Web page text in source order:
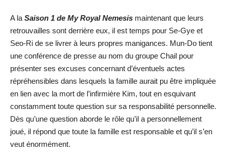
A la Saison 1 de My Royal Nemesis maintenant que leurs
retrouvailles sont derrière eux, il est temps pour Se-Gye et
Seo-Ri de se livrer à leurs propres manigances. Mun-Do tient
une conférence de presse au nom du groupe Chail pour
présenter ses excuses concernant d’éventuels actes
répréhensibles dans lesquels la famille aurait pu être impliquée
en lien avec la mort de l’infirmière Kim, tout en esquivant
constamment toute question sur sa responsabilité personnelle.
Dès qu’une question aborde le rôle qu’il a personnellement
joué, il répond que toute la famille est responsable et qu’il s’en
veut énormément.